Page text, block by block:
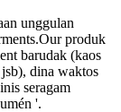
unggulan
produk
barudak (kaos
dina waktos
seragam
'.